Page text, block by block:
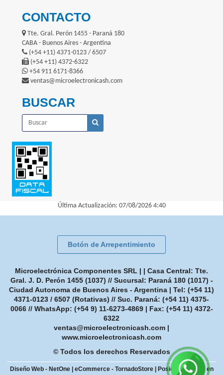
CONTACTO
Tte. Gral. Perón 1455 - Paraná 180
CABA - Buenos Aires - Argentina
(+54 +11) 4371-0123 / 6507
(+54 +11) 4372-6322
+54 911 6171-8366
ventas@microelectronicash.com
BUSCAR
Última Actualización: 07/08/2026 4:40
Botón de Arrepentimiento
Microelectrónica Componentes SRL | | Casa Central: Tte.
Gral. J. D. Perón 1455 (1037) // Sucursal: Paraná 180 (1017) -
Ciudad Autonoma de Buenos Aires - Argentina | Tel: (+54 11)
4371-0123 / 6507 (Rotativas) // Suc. Paraná: (+54 11) 4375-
0066 // WhatsApp: (+54 9) 11-6273-4869| Fax: (+54 11) 4372-
6322
ventas@microelectronicash.com |
www.microelectronicash.com
© Todos los derechos Reservados
Diseño Web - NetOne| eCommerce - TornadoStore| Posicionamiento en